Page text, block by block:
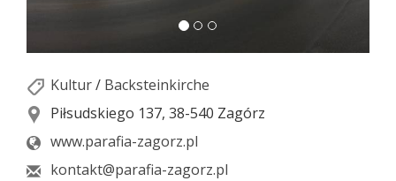
Kultur/ Backsteinkirche
Piłsudskiego 137, 38-540 Zagórz
www.parafia-zagorz.pl
kontakt@parafia-zagorz.pl